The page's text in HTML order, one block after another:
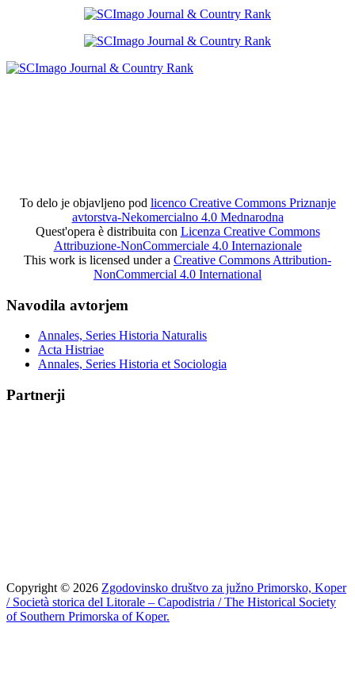
To delo je objavljeno pod licenco Creative Commons Priznanje
avtorstva-Nekomercialno 4.0 Mednarodna
Quest'opera è distribuita con Licenza Creative Commons
Attribuzione-NonCommerciale 4.0 Internazionale
This work is licensed under a Creative Commons Attribution-
NonCommercial 4.0 International
Navodila avtorjem
Annales, Series Historia Naturalis
Acta Histriae
Annales, Series Historia et Sociologia
Partnerji
Copyright © 2026 Zgodovinsko društvo za južno Primorsko, Koper
/ Società storica del Litorale – Capodistria / The Historical Society
of Southern Primorska of Koper.